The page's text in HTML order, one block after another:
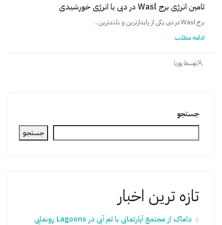
تامین انرژی برج Wasl در دبی با انرژی خورشیدی
برج Wasl در دبی یکی از پایدارترین و بلندترین...
ادامه مطلب
توسط پوریا
جستجو
جستجو
تازه ترین اخبار
داماک از مجتمع آپارتمانی با تم آبی در Lagoons رونمایی